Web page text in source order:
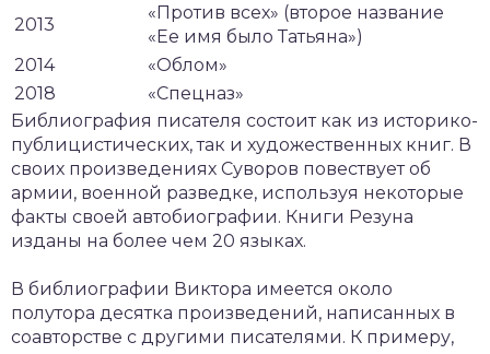
2013
«Против всех» (второе название
«Ее имя было Татьяна»)
2014
«Облом»
2018
«Спецназ»
Библиография писателя состоит как из историко-
публицистических, так и художественных книг. В
своих произведениях Суворов повествует об
армии, военной разведке, используя некоторые
факты своей автобиографии. Книги Резуна
изданы на более чем 20 языках.
В библиографии Виктора имеется около
полутора десятка произведений, написанных в
соавторстве с другими писателями. К примеру,